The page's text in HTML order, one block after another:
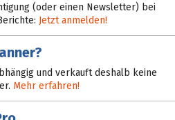
(oder einen Newsletter) bei
Jetzt anmelden!
und verkauft deshalb keine
Mehr erfahren!